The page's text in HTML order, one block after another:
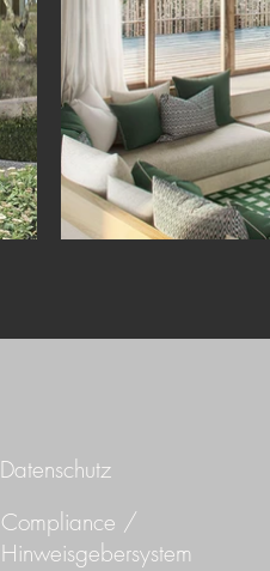
Datenschutz
Compliance /
Hinweisgebersystem